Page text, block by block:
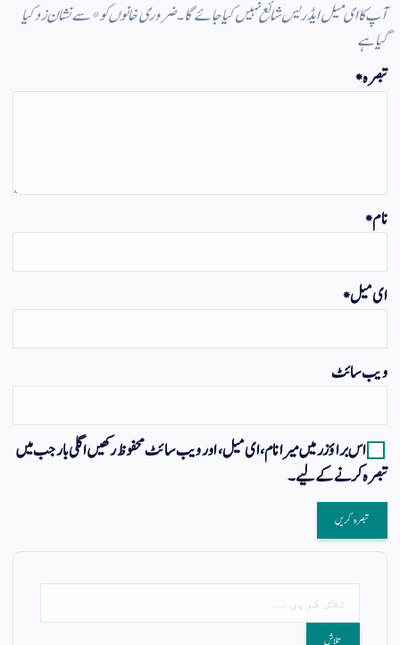
آپ کا ای میل ایڈریس شائع نہیں کیا جائے گا۔ضروری خانوں کو*سے نشان زد کیا
گیا ہے
تبصرہ*
نام*
ای میل*
ویب‌ سائٹ
اس براؤزر میں میرا نام، ای میل، اور ویب سائٹ محفوظ رکھیں اگلی بار جب میں
تبصرہ کرنے کےلیے۔